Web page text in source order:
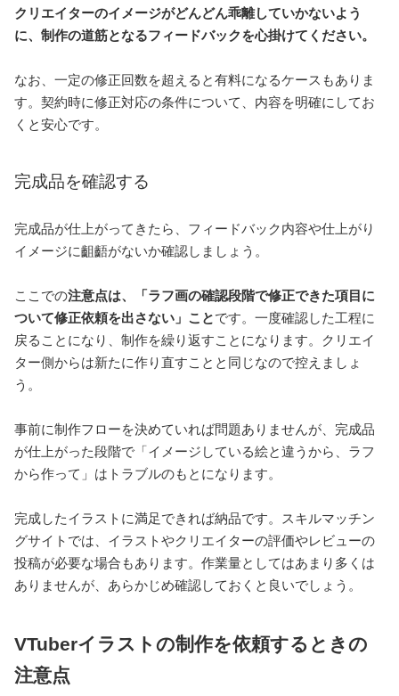
クリエイターのイメージがどんどん乖離していかないよう
に、制作の道筋となるフィードバックを心掛けてください。
なお、一定の修正回数を超えると有料になるケースもありま
す。契約時に修正対応の条件について、内容を明確にしてお
くと安心です。
完成品を確認する
完成品が仕上がってきたら、フィードバック内容や仕上がり
イメージに齟齬がないか確認しましょう。
ここでの注意点は、「ラフ画の確認段階で修正できた項目に
ついて修正依頼を出さない」ことです。一度確認した工程に
戻ることになり、制作を繰り返すことになります。クリエイ
ター側からは新たに作り直すことと同じなので控えましょ
う。
事前に制作フローを決めていれば問題ありませんが、完成品
が仕上がった段階で「イメージしている絵と違うから、ラフ
から作って」はトラブルのもとになります。
完成したイラストに満足できれば納品です。スキルマッチン
グサイトでは、イラストやクリエイターの評価やレビューの
投稿が必要な場合もあります。作業量としてはあまり多くは
ありませんが、あらかじめ確認しておくと良いでしょう。
VTuberイラストの制作を依頼するときの
注意点